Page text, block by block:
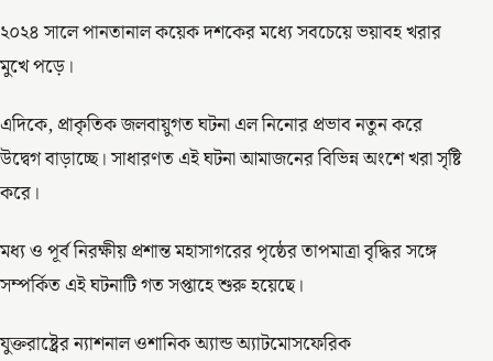
২০২৪ সালে পানতানাল কয়েক দশকের মধ্যে সবচেয়ে ভয়াবহ খরার
মুখে পড়ে।
এদিকে, প্রাকৃতিক জলবায়ুগত ঘটনা এল নিনোর প্রভাব নতুন করে
উদ্বেগ বাড়াচ্ছে। সাধারণত এই ঘটনা আমাজনের বিভিন্ন অংশে খরা সৃষ্টি
করে।
মধ্য ও পূর্ব নিরক্ষীয় প্রশান্ত মহাসাগরের পৃষ্ঠের তাপমাত্রা বৃদ্ধির সঙ্গে
সম্পর্কিত এই ঘটনাটি গত সপ্তাহে শুরু হয়েছে।
যুক্তরাষ্ট্রের ন্যাশনাল ওশানিক অ্যান্ড অ্যাটমোসফেরিক